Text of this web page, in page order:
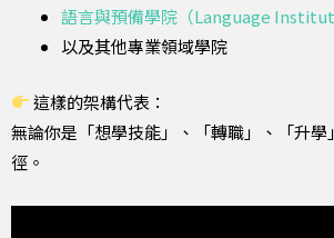
語言與預備學院（Language
以及其他專業領域學院
這樣的架構代表：
無論你是「想學技能」、「轉職」、「升
徑。